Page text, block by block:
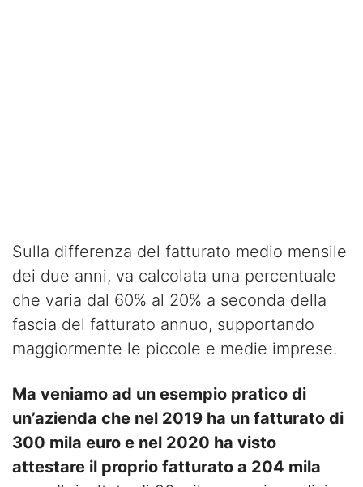
Sulla differenza del fatturato medio mensile
dei due anni, va calcolata una percentuale
che varia dal 60% al 20% a seconda della
fascia del fatturato annuo, supportando
maggiormente le piccole e medie imprese.
Ma veniamo ad un esempio pratico di
un’azienda che nel 2019 ha un fatturato di
300 mila euro e nel 2020 ha visto
attestare il proprio fatturato a 204 mila